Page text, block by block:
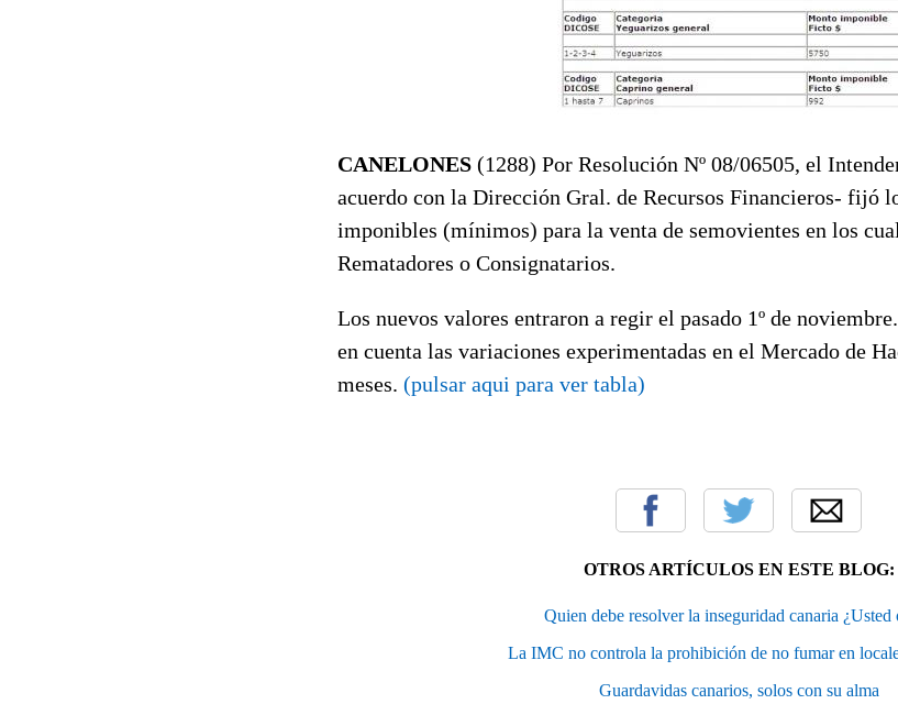
CANELONES (1288) Por Resolución Nº 08/06505, el
acuerdo con la Dirección Gral. de Recursos Financieros- fijó
imponibles (mínimos) para la venta de semovientes en los
Rematadores o Consignatarios.
Los nuevos valores entraron a regir el pasado 1º de
en cuenta las variaciones experimentadas en el Mercado de
meses. (pulsar aqui para ver tabla)
OTROS ARTÍCULOS EN ESTE BLOG:
Quien debe resolver la inseguridad canaria ¿Usted
La IMC no controla la prohibición de no fumar en
Guardavidas canarios, solos con su alma